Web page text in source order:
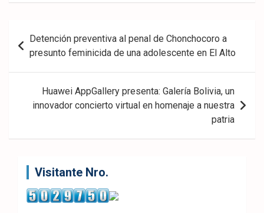
Navegación
de
entradas
Detención preventiva al penal de Chonchocoro a
presunto feminicida de una adolescente en El Alto
Huawei AppGallery presenta: Galería Bolivia, un
innovador concierto virtual en homenaje a nuestra
patria
Visitante Nro.